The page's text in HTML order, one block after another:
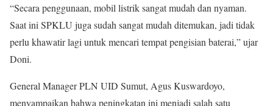
“Secara penggunaan, mobil listrik sangat mudah dan nyaman.
Saat ini SPKLU juga sudah sangat mudah ditemukan, jadi tidak
perlu khawatir lagi untuk mencari tempat pengisian baterai,” ujar
Doni.
General Manager PLN UID Sumut, Agus Kuswardoyo,
menyampaikan bahwa peningkatan ini menjadi salah satu